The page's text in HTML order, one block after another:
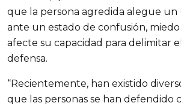
que la persona agredida alegue un
ante un estado de confusión,
afecte su capacidad para delimitar
defensa.
“Recientemente, han existido
que las personas se han defendido